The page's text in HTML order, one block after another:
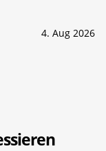
4. Aug 2026